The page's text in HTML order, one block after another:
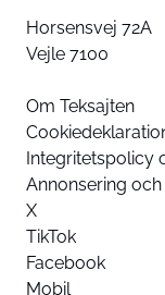
Horsensvej 72A
Vejle 7100
Om Teksajten
Integritetspolicy
Annonsering
X
TikTok
Facebook
Mobil